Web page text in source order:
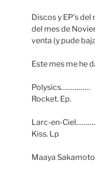
Discos y EP’s
del mes de
venta (y pude
Este mes me he
Polysics……………
Rocket. Ep.
Larc-en-Ciel……….
Kiss. Lp
Maaya